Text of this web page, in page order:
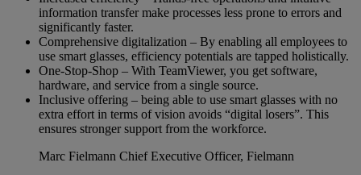
information transfer make processes less prone to errors and
significantly faster.
Comprehensive digitalization – By enabling all employees to
use smart glasses, efficiency potentials are tapped holistically.
One-Stop-Shop – With TeamViewer, you get software,
hardware, and service from a single source.
Inclusive offering – being able to use smart glasses with no
extra effort in terms of vision avoids “digital losers”. This
ensures stronger support from the workforce.
Marc Fielmann Chief Executive Officer, Fielmann